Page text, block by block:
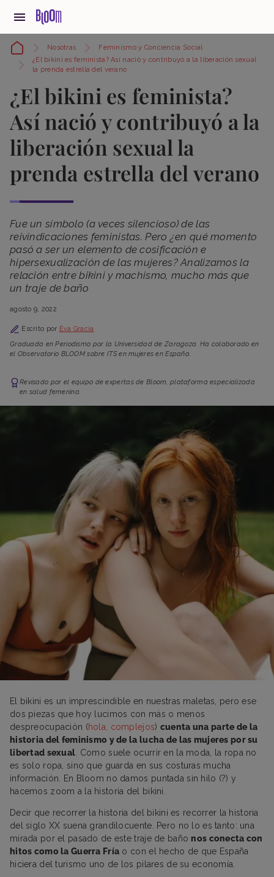
Nosotras
Feminismo y Conciencia Social
¿El bikini es feminista? Así nació y contribuyó a la liberación sexual
la prenda estrella del verano
¿El bikini es feminista?
Así nació y contribuyó a la
liberación sexual la
prenda estrella del verano
Fue un símbolo (a veces silencioso) de las
reivindicaciones feministas. Pero ¿en qué momento
pasó a ser un elemento de cosificación e
hipersexualización de las mujeres? Analizamos la
relación entre bikini y machismo, mucho más que
un traje de baño
agosto 9, 2022
Escrito por Eva Gracia
Graduada en Periodismo por la Universidad de Zaragoza. Ha colaborado en
el Observatorio BLOOM sobre ITS en mujeres en España.
Revisado por el equipo de expertas de Bloom, plataforma especializada
en salud femenina.
El bikini es un imprescindible en nuestras maletas, pero ese
dos piezas que hoy lucimos con más o menos
despreocupación (hola, complejos) cuenta una parte de la
historia del feminismo y de la lucha de las mujeres por su
libertad sexual . Como suele ocurrir en la moda, la ropa no
es solo ropa, sino que guarda en sus costuras mucha
información. En Bloom no damos puntada sin hilo (?) y
hacemos zoom a la historia del bikini.
Decir que recorrer la historia del bikini es recorrer la historia
del siglo XX suena grandilocuente. Pero no lo es tanto: una
mirada por el pasado de este traje de bañonos conecta con
hitos como la Guerra Fría o con el hecho de que España
hiciera del turismo uno de los pilares de su economía.